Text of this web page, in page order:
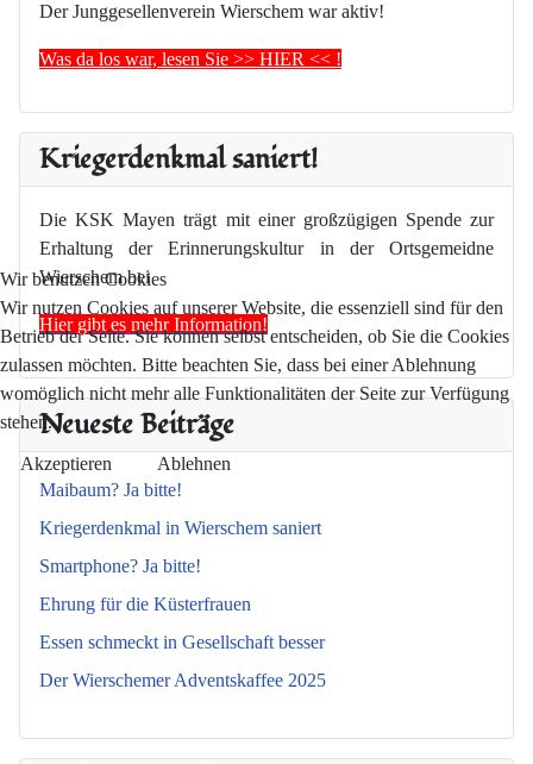
Der Junggesellenverein Wierschem war aktiv!
Was da los war, lesen Sie >> HIER << !
Kriegerdenkmal saniert!
Die KSK Mayen trägt mit einer großzügigen Spende zur
Erhaltung der Erinnerungskultur in der Ortsgemeidne
Wierschem bei
Hier gibt es mehr Information!
Neueste Beiträge
Maibaum? Ja bitte!
Kriegerdenkmal in Wierschem saniert
Smartphone? Ja bitte!
Ehrung für die Küsterfrauen
Essen schmeckt in Gesellschaft besser
Der Wierschemer Adventskaffee 2025
Wir benutzen Cookies
Wir nutzen Cookies auf unserer Website, die essenziell sind für den
Betrieb der Seite. Sie können selbst entscheiden, ob Sie die Cookies
zulassen möchten. Bitte beachten Sie, dass bei einer Ablehnung
womöglich nicht mehr alle Funktionalitäten der Seite zur Verfügung
stehen.
Akzeptieren Ablehnen